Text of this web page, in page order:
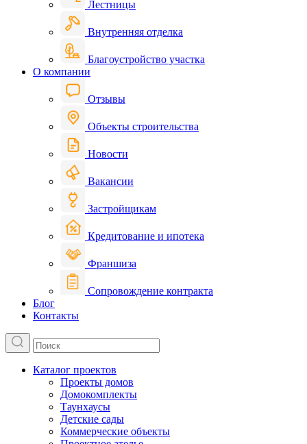
Лестницы
Внутренняя отделка
Благоустройство участка
О компании
Отзывы
Объекты строительства
Новости
Вакансии
Застройщикам
Кредитование и ипотека
Франшиза
Сопровождение контракта
Блог
Контакты
Каталог проектов
Проекты домов
Домокомплекты
Таунхаусы
Детские сады
Коммерческие объекты